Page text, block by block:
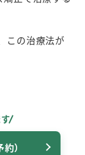
この治療法が
）